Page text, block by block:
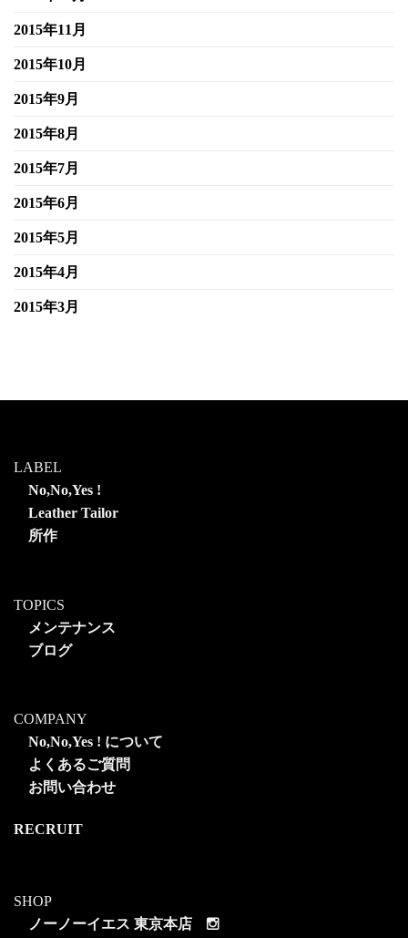
2015年11月
2015年10月
2015年9月
2015年8月
2015年7月
2015年6月
2015年5月
2015年4月
2015年3月
LABEL
No,No,Yes !
Leather Tailor
所作
TOPICS
メンテナンス
ブログ
COMPANY
No,No,Yes ! について
よくあるご質問
お問い合わせ
RECRUIT
SHOP
ノーノーイエス 東京本店